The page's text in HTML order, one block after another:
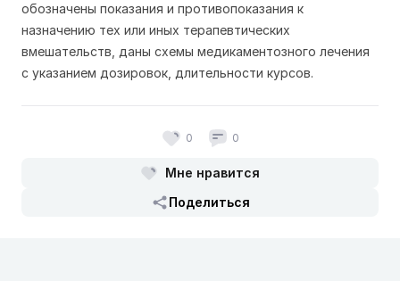
обозначены показания и противопоказания к
назначению тех или иных терапевтических
вмешательств, даны схемы медикаментозного лечения
с указанием дозировок, длительности курсов.
0 0
Мне нравится
Поделиться